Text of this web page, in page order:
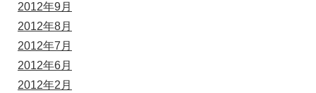
2012年9月
2012年8月
2012年7月
2012年6月
2012年2月